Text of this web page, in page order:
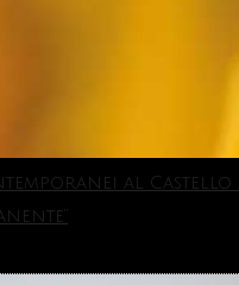
al